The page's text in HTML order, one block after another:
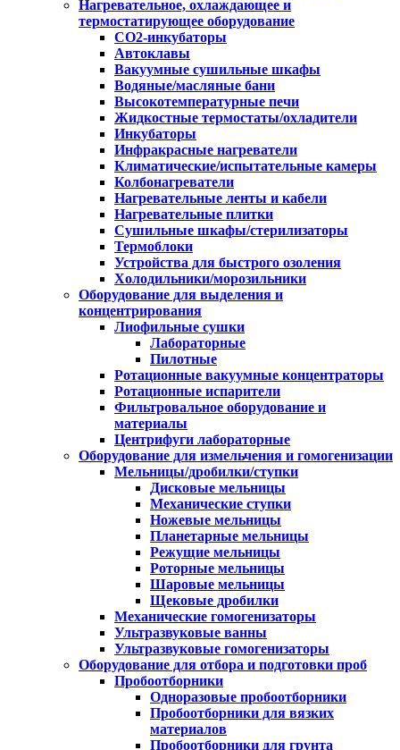
Нагревательное, охлаждающее и
термостатирующее оборудование
CO2-инкубаторы
Автоклавы
Вакуумные сушильные шкафы
Водяные/масляные бани
Высокотемпературные печи
Жидкостные термостаты/охладители
Инкубаторы
Инфракрасные нагреватели
Климатические/испытательные камеры
Колбонагреватели
Нагревательные ленты и кабели
Нагревательные плитки
Сушильные шкафы/стерилизаторы
Термоблоки
Устройства для быстрого озоления
Холодильники/морозильники
Оборудование для выделения и
концентрирования
Лиофильные сушки
Лабораторные
Пилотные
Ротационные вакуумные концентраторы
Ротационные испарители
Фильтровальное оборудование и
материалы
Центрифуги лабораторные
Оборудование для измельчения и гомогенизации
Мельницы/дробилки/ступки
Дисковые мельницы
Механические ступки
Ножевые мельницы
Планетарные мельницы
Режущие мельницы
Роторные мельницы
Шаровые мельницы
Щековые дробилки
Механические гомогенизаторы
Ультразвуковые ванны
Ультразвуковые гомогенизаторы
Оборудование для отбора и подготовки проб
Пробоотборники
Одноразовые пробоотборники
Пробоотборники для вязких
материалов
Пробоотборники для грунта